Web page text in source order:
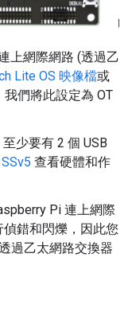
上網際網路 (透過乙
Lite OS 映像檔或
我們將此設定為 OT
少要有 2 個 USB
SSv5 查看硬體和作
Pi 連上網際
錯和閃爍，因此您
過乙太網路交換器